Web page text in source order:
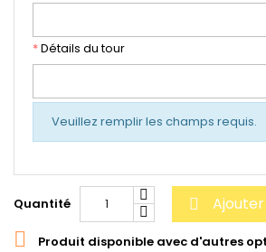
*Détails du tour
Veuillez remplir les champs requis.
Quantité 
 Produit disponible avec d'autres